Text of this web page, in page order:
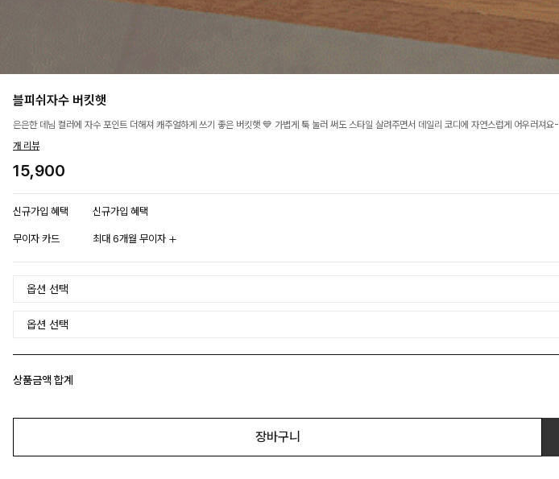
블피쉬자수 버킷햇
은은한 데님 컬러에 자수 포인트 더해져 캐주얼하게 쓰기 좋은 버킷햇 💙 가볍게 툭 눌러 써도 스타일 살려주면서 데일리 코디에 자연스럽게 어우러져요-
개 리뷰
15,900
신규가입 혜택 신규가입 혜택
무이자 카드 최대 6개월 무이자
상품금액 합계
장바구니